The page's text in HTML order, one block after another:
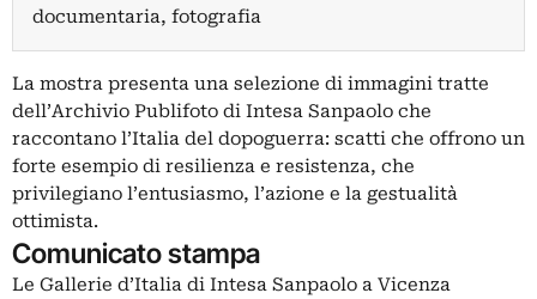
documentaria, fotografia
La mostra presenta una selezione di immagini tratte
dell’Archivio Publifoto di Intesa Sanpaolo che
raccontano l’Italia del dopoguerra: scatti che offrono un
forte esempio di resilienza e resistenza, che
privilegiano l’entusiasmo, l’azione e la gestualità
ottimista.
Comunicato stampa
Le Gallerie d’Italia di Intesa Sanpaolo a Vicenza